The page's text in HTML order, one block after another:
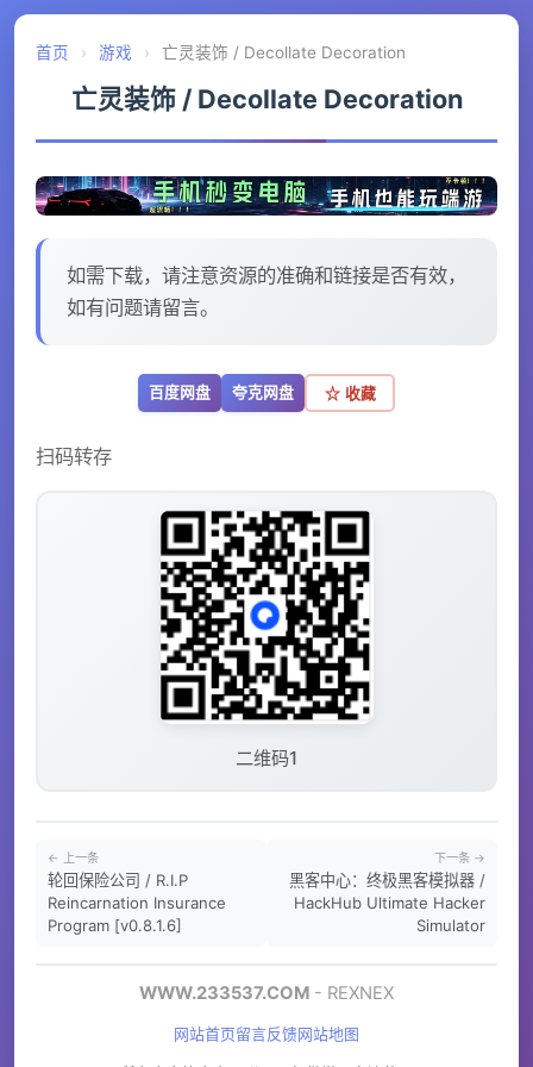
首页 › 游戏 › 亡灵装饰 / Decollate Decoration
亡灵装饰 / Decollate Decoration
如需下载，请注意资源的准确和链接是否有效，
如有问题请留言。
百度网盘 夸克网盘 ☆ 收藏
扫码转存
二维码1
← 上一条
轮回保险公司 / R.I.P
Reincarnation Insurance
Program [v0.8.1.6]
下一条 →
黑客中心：终极黑客模拟器 /
HackHub Ultimate Hacker
Simulator
WWW.233537.COM - REXNEX
网站首页留言反馈网站地图